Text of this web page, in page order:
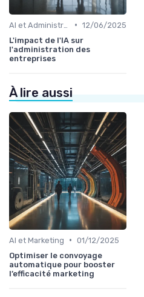
• 12/06/2025
L'impact de l'IA sur
l'administration des
entreprises
À lire aussi
AI et Marketing • 01/12/2025
Optimiser le convoyage
automatique pour booster
l’efficacité marketing